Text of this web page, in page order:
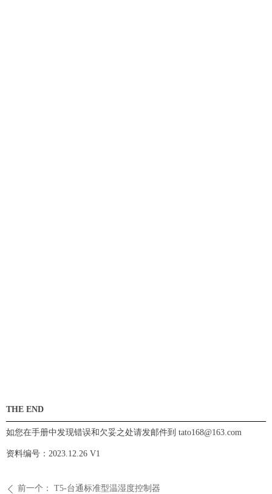
ꄴ 前一个： T5-台通标准型温湿度控制器
THE END
如您在手册中发现错误和欠妥之处请发邮件到 tato168@163.com
资料编号： 2023.12.26 V1